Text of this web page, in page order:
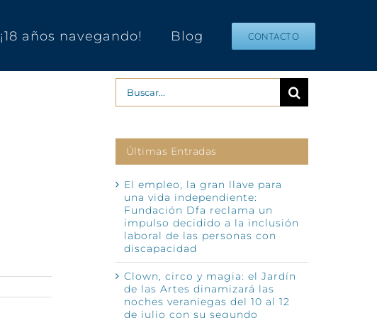
¡18 años navegando! Blog CONTACTO
Buscar:
Últimas Entradas
El empleo, la gran llave para
una vida independiente:
Fundación Dfa reclama un
impulso decidido a la inclusión
laboral de las personas con
discapacidad
Clown, circo y magia: el Jardín
de las Artes dinamizará las
noches veraniegas del 10 al 12
de julio con su segundo